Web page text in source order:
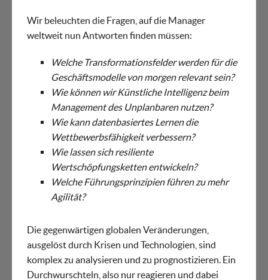
Wir beleuchten die Fragen, auf die Manager
weltweit nun Antworten finden müssen:
Welche Transformationsfelder werden für die
Geschäftsmodelle von morgen relevant sein?
Wie können wir Künstliche Intelligenz beim
Management des Unplanbaren nutzen?
Wie kann datenbasiertes Lernen die
Wettbewerbsfähigkeit verbessern?
Wie lassen sich resiliente
Wertschöpfungsketten entwickeln?
Welche Führungsprinzipien führen zu mehr
Agilität?
Die gegenwärtigen globalen Veränderungen,
ausgelöst durch Krisen und Technologien, sind
komplex zu analysieren und zu prognostizieren. Ein
Durchwurschteln, also nur reagieren und dabei